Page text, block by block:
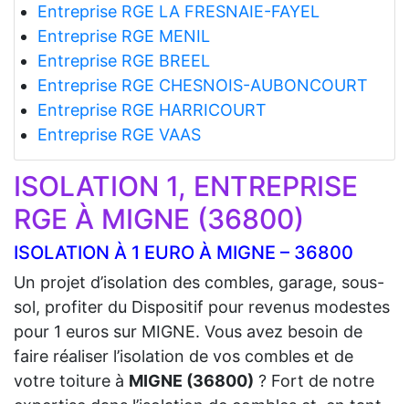
Entreprise RGE LA FRESNAIE-FAYEL
Entreprise RGE MENIL
Entreprise RGE BREEL
Entreprise RGE CHESNOIS-AUBONCOURT
Entreprise RGE HARRICOURT
Entreprise RGE VAAS
ISOLATION 1, ENTREPRISE
RGE À MIGNE (36800)
ISOLATION À 1 EURO À MIGNE – 36800
Un projet d’isolation des combles, garage, sous-
sol, profiter du Dispositif pour revenus modestes
pour 1 euros sur MIGNE. Vous avez besoin de
faire réaliser l’isolation de vos combles et de
votre toiture à MIGNE (36800) ? Fort de notre